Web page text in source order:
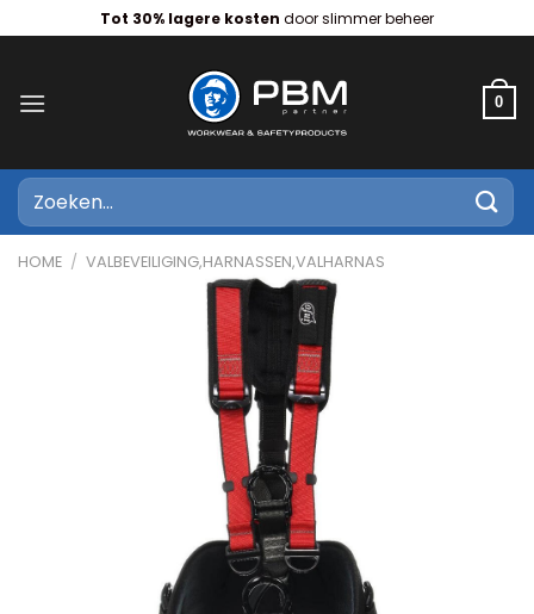
naar
Tot 30% lagere kosten door slimmer beheer
0
Zoeken
naar:
HOME / VALBEVEILIGING,HARNASSEN,VALHARNAS